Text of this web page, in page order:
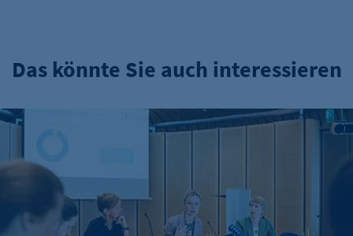
Das könnte Sie auch interessieren
IHK-Umfragen: Hohe Zufriedenheit bei Azubis – doch